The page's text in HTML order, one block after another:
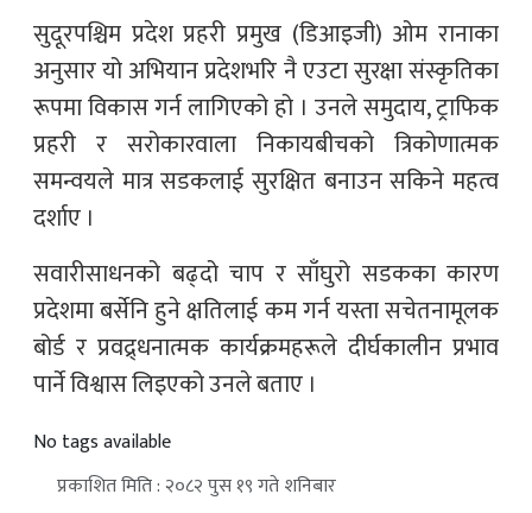
सुदूरपश्चिम प्रदेश प्रहरी प्रमुख (डिआइजी) ओम रानाका
अनुसार यो अभियान प्रदेशभरि नै एउटा सुरक्षा संस्कृतिका
रूपमा विकास गर्न लागिएको हो । उनले समुदाय, ट्राफिक
प्रहरी र सरोकारवाला निकायबीचको त्रिकोणात्मक
समन्वयले मात्र सडकलाई सुरक्षित बनाउन सकिने महत्व
दर्शाए ।
सवारीसाधनको बढ्दो चाप र साँघुरो सडकका कारण
प्रदेशमा बर्सेनि हुने क्षतिलाई कम गर्न यस्ता सचेतनामूलक
बोर्ड र प्रवद्र्धनात्मक कार्यक्रमहरूले दीर्घकालीन प्रभाव
पार्ने विश्वास लिइएको उनले बताए ।
No tags available
प्रकाशित मिति : २०८२ पुस १९ गते शनिबार